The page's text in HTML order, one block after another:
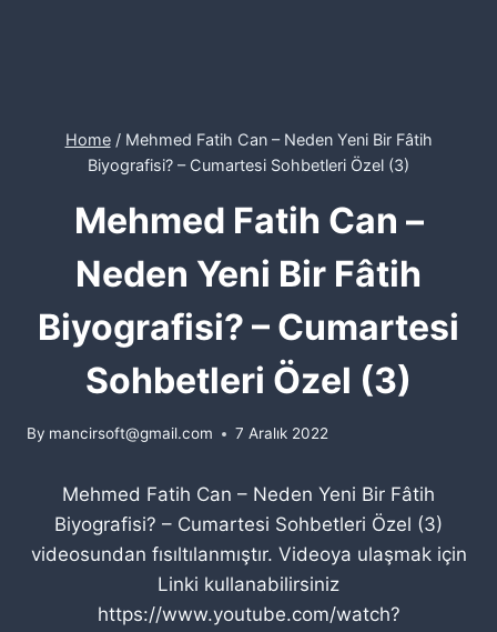
Home / Mehmed Fatih Can – Neden Yeni Bir Fâtih
Biyografisi? – Cumartesi Sohbetleri Özel (3)
Mehmed Fatih Can –
Neden Yeni Bir Fâtih
Biyografisi? – Cumartesi
Sohbetleri Özel (3)
By mancirsoft@gmail.com 7 Aralık 2022
Mehmed Fatih Can – Neden Yeni Bir Fâtih
Biyografisi? – Cumartesi Sohbetleri Özel (3)
videosundan fısıltılanmıştır. Videoya ulaşmak için
Linki kullanabilirsiniz
https://www.youtube.com/watch?